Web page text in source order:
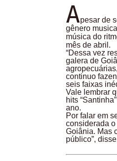
Apesar de
gênero
música do
mês de abril.
“Dessa vez
galera de
continuo
seis faixas
Vale lembrar
hits
ano.
Por falar em
considerada
Goiânia. Mas
público”,